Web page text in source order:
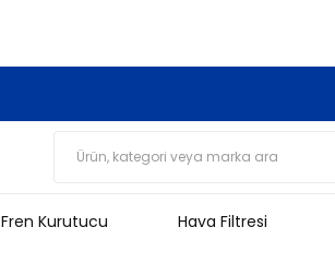
Fren Kurutucu Hava Filtresi